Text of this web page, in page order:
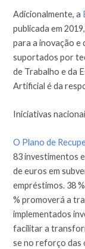
Adicionalmente, a
publicada em
para a inovação e
suportados por
de Trabalho e da
Artificial é da
Iniciativas
O Plano de
83 investimentos
de euros em
empréstimos. 38
% promoverá a
implementados
facilitar a
se no reforço das